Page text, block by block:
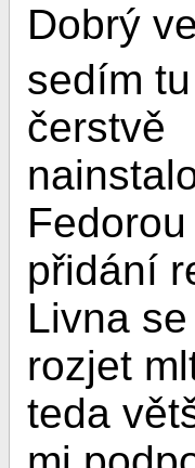
Dobrý
sedím
čerstvě
přidání
Livna
rozjet
teda